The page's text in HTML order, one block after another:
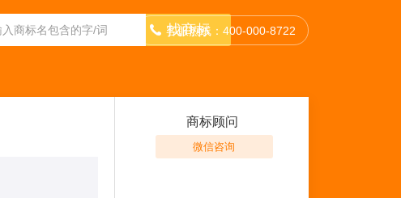
找商标
客服热线：400-000-8722
商标顾问
微信咨询